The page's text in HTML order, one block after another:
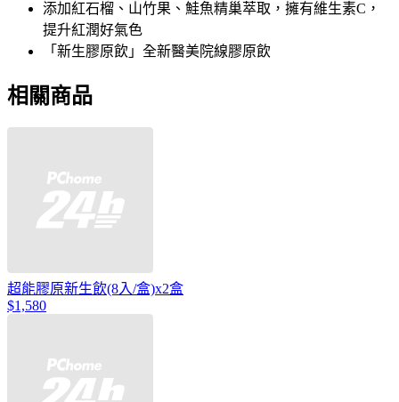
添加紅石榴、山竹果、鮭魚精巢萃取，擁有維生素C，
提升紅潤好氣色
「新生膠原飲」全新醫美院線膠原飲
相關商品
超能膠原新生飲(8入/盒)x2盒
$1,580